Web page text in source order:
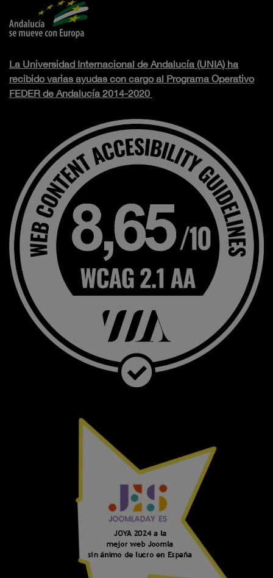
La Universidad Internacional de Andalucía (UNIA) ha
recibido varias ayudas con cargo al Programa Operativo
FEDER de Andalucía 2014-2020